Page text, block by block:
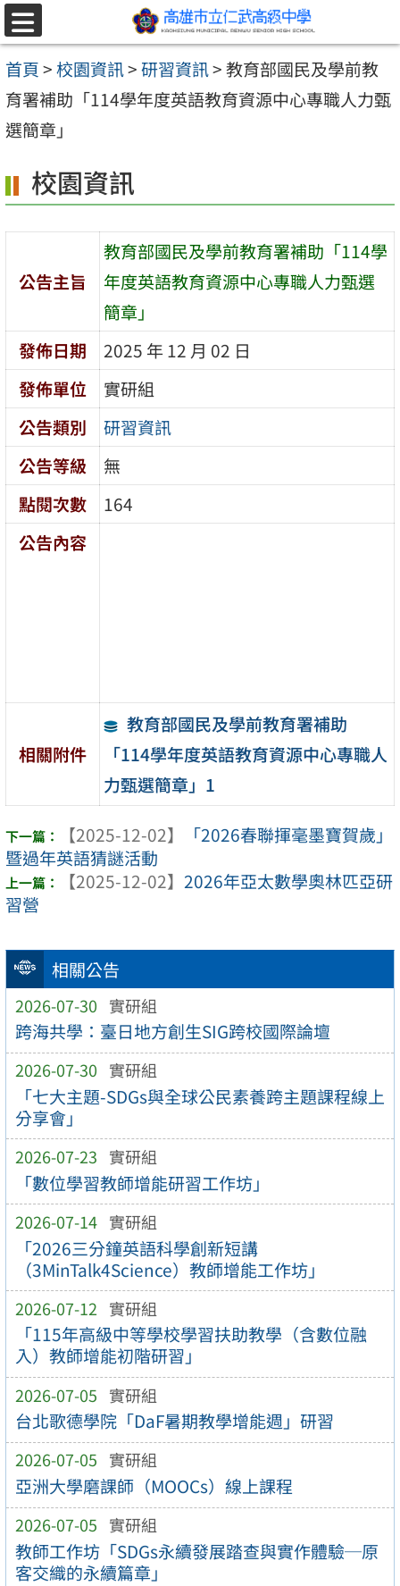
跳至主要內容區
選
單
首頁>校園資訊>研習資訊>教育部國民及學前教
育署補助「114學年度英語教育資源中心專職人力甄
選簡章」
相關公告
2026-07-30 實研組
跨海共學：臺日地方創生SIG跨校國際論壇
2026-07-30 實研組
「七大主題-SDGs與全球公民素養跨主題課程線上
分享會」
2026-07-23 實研組
「數位學習教師增能研習工作坊」
2026-07-14 實研組
「2026三分鐘英語科學創新短講
（3MinTalk4Science）教師增能工作坊」
2026-07-12 實研組
「115年高級中等學校學習扶助教學（含數位融
入）教師增能初階研習」
2026-07-05 實研組
台北歌德學院「DaF暑期教學增能週」研習
2026-07-05 實研組
亞洲大學磨課師（MOOCs）線上課程
2026-07-05 實研組
教師工作坊「SDGs永續發展踏查與實作體驗─原
客交織的永續篇章」
校園資訊
公告主旨
教育部國民及學前教育署補助「114學
年度英語教育資源中心專職人力甄選
簡章」
發佈日期
2025 年 12 月 02 日
發佈單位
實研組
公告類別
研習資訊
公告等級
無
點閱次數
164
公告內容
相關附件
教育部國民及學前教育署補助
「114學年度英語教育資源中心專職人
力甄選簡章」1
【2025-12-02】
「2026春聯揮毫墨寶賀歲」
暨過年英語猜謎活動
【2025-12-02】 2026年亞太數學奧林匹亞研
習營